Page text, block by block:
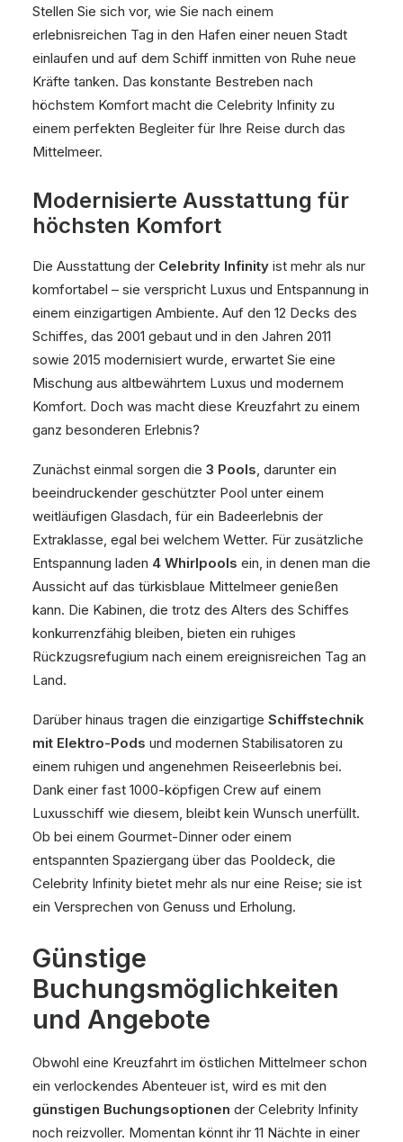
Stellen Sie sich vor, wie Sie nach einem
erlebnisreichen Tag in den Hafen einer neuen Stadt
einlaufen und auf dem Schiff inmitten von Ruhe neue
Kräfte tanken. Das konstante Bestreben nach
höchstem Komfort macht die Celebrity Infinity zu
einem perfekten Begleiter für Ihre Reise durch das
Mittelmeer.
Modernisierte Ausstattung für
höchsten Komfort
Die Ausstattung der Celebrity Infinity ist mehr als nur
komfortabel – sie verspricht Luxus und Entspannung in
einem einzigartigen Ambiente. Auf den 12 Decks des
Schiffes, das 2001 gebaut und in den Jahren 2011
sowie 2015 modernisiert wurde, erwartet Sie eine
Mischung aus altbewährtem Luxus und modernem
Komfort. Doch was macht diese Kreuzfahrt zu einem
ganz besonderen Erlebnis?
Zunächst einmal sorgen die 3 Pools, darunter ein
beeindruckender geschützter Pool unter einem
weitläufigen Glasdach, für ein Badeerlebnis der
Extraklasse, egal bei welchem Wetter. Für zusätzliche
Entspannung laden 4 Whirlpools ein, in denen man die
Aussicht auf das türkisblaue Mittelmeer genießen
kann. Die Kabinen, die trotz des Alters des Schiffes
konkurrenzfähig bleiben, bieten ein ruhiges
Rückzugsrefugium nach einem ereignisreichen Tag an
Land.
Darüber hinaus tragen die einzigartige Schiffstechnik
mit Elektro-Pods und modernen Stabilisatoren zu
einem ruhigen und angenehmen Reiseerlebnis bei.
Dank einer fast 1000-köpfigen Crew auf einem
Luxusschiff wie diesem, bleibt kein Wunsch unerfüllt.
Ob bei einem Gourmet-Dinner oder einem
entspannten Spaziergang über das Pooldeck, die
Celebrity Infinity bietet mehr als nur eine Reise; sie ist
ein Versprechen von Genuss und Erholung.
Günstige
Buchungsmöglichkeiten
und Angebote
Obwohl eine Kreuzfahrt im östlichen Mittelmeer schon
ein verlockendes Abenteuer ist, wird es mit den
günstigen Buchungsoptionen der Celebrity Infinity
noch reizvoller. Momentan könnt ihr 11 Nächte in einer